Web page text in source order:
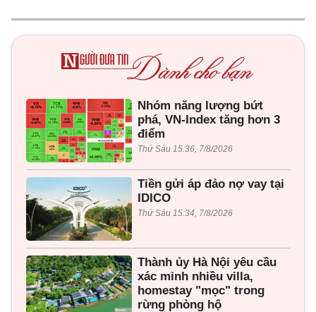
Nhóm năng lượng bứt
phá, VN-Index tăng hơn 3
điểm
Thứ Sáu 15:36, 7/8/2026
Tiền gửi áp đảo nợ vay tại
IDICO
Thứ Sáu 15:34, 7/8/2026
Thành ủy Hà Nội yêu cầu
xác minh nhiều villa,
homestay "mọc" trong
rừng phòng hộ